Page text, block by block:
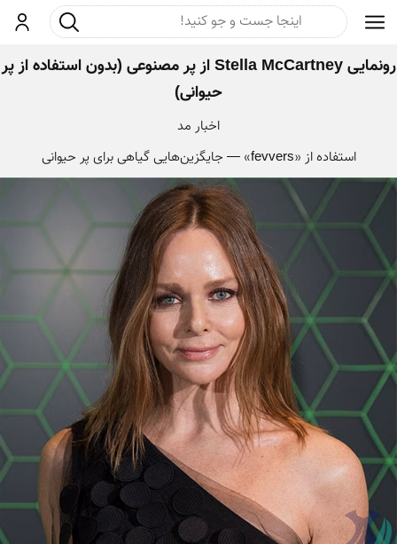
ورودجست و جو
رونمایی Stella McCartney از پر مصنوعی (بدون استفاده از پر
حیوانی)
اخبار مد
استفاده از «fevvers» — جایگزین‌هایی گیاهی برای پر حیوانی